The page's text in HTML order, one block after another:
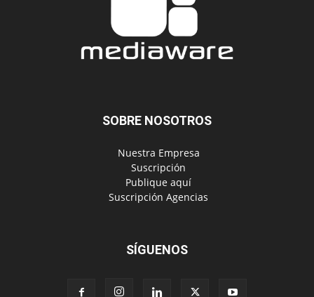
SOBRE NOSOTROS
‎ Nuestra Empresa
‎ Suscripción
‎ Publique aquí
‎ Suscripción Agencias
SÍGUENOS